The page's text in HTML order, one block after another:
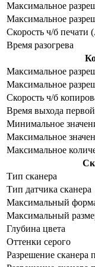
Максимальное
Максимальное
Скорость ч/б печати
Время разогрева
Максимальное
Максимальное
Скорость ч/б
Время выхода
Минимальное
Максимальное
Максимальное
Тип сканера
Тип датчика сканера
Максимальный
Максимальный
Глубина цвета
Оттенки серого
Разрешение сканера